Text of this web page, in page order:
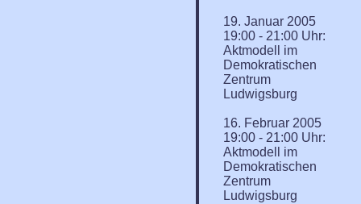
19. Januar 2005
19:00 - 21:00 Uhr:
Aktmodell im
Demokratischen
Zentrum
Ludwigsburg
16. Februar 2005
19:00 - 21:00 Uhr:
Aktmodell im
Demokratischen
Zentrum
Ludwigsburg